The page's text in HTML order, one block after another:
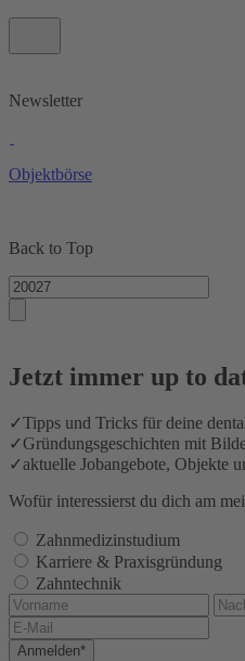
Newsletter
Objektbörse
Back to Top
Jetzt immer up to
✓Tipps und Tricks für deine
✓Gründungsgeschichten mit
✓aktuelle Jobangebote, Objekte
Wofür interessierst du dich am
Zahnmedizinstudium
Karriere & Praxisgründung
Zahntechnik
Anmelden*